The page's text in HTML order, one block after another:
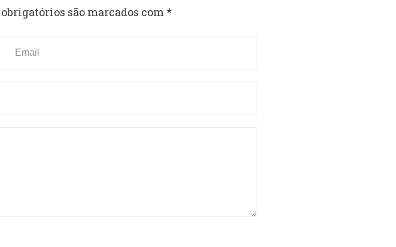
obrigatórios são marcados com *